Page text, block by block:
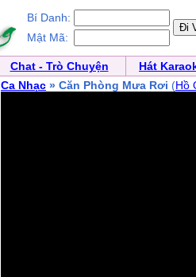
Bí Danh:
Mật Mã:
Chat - Trò Chuyện
Hát
Ca Nhạc » Căn Phòng Mưa Rơi (Hồ